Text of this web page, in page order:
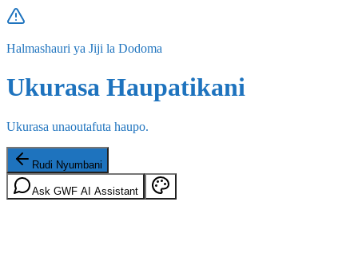
Halmashauri ya Jiji la Dodoma
Ukurasa Haupatikani
Ukurasa unaoutafuta haupo.
Rudi Nyumbani
Ask GWF AI Assistant